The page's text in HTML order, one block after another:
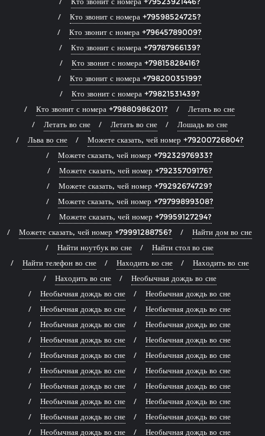
Кто звонит с номера +79598524725?
Кто звонит с номера +79645789009?
Кто звонит с номера +79787966139?
Кто звонит с номера +79815828416?
Кто звонит с номера +79820035199?
Кто звонит с номера +79821531439?
Кто звонит с номера +79880986201?
Летать во сне
Летать во сне
Летать во сне
Лошадь во сне
Льва во сне
Можете сказать, чей номер +79200726804?
Можете сказать, чей номер +79232976933?
Можете сказать, чей номер +79235709176?
Можете сказать, чей номер +79292674729?
Можете сказать, чей номер +79799899308?
Можете сказать, чей номер +79959127294?
Можете сказать, чей номер +79991288756?
Найти дом во сне
Найти ноутбук во сне
Найти стол во сне
Найти телефон во сне
Находить во сне
Находить во сне
Находить во сне
Необычная дождь во сне
Необычная дождь во сне
Необычная дождь во сне
Необычная дождь во сне
Необычная дождь во сне
Необычная дождь во сне
Необычная дождь во сне
Необычная дождь во сне
Необычная дождь во сне
Необычная дождь во сне
Необычная дождь во сне
Необычная дождь во сне
Необычная дождь во сне
Необычная дождь во сне
Необычная дождь во сне
Необычная дождь во сне
Необычная дождь во сне
Необычная дождь во сне
Необычная дождь во сне
Необычная дождь во сне
Необычная дождь во сне